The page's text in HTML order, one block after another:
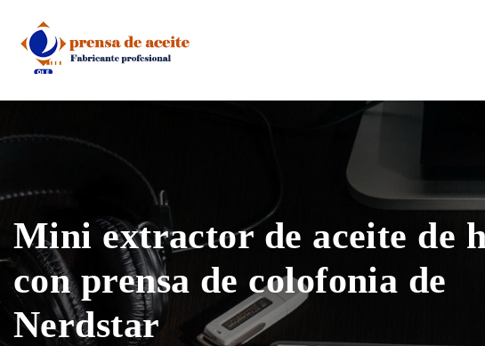
content
Mini extractor de aceite de
con prensa de colofonia de
Nerdstar